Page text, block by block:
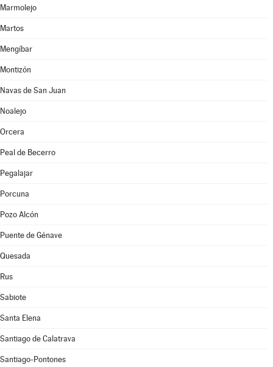
Marmolejo
Martos
Mengíbar
Montizón
Navas de San Juan
Noalejo
Orcera
Peal de Becerro
Pegalajar
Porcuna
Pozo Alcón
Puente de Génave
Quesada
Rus
Sabiote
Santa Elena
Santiago de Calatrava
Santiago-Pontones